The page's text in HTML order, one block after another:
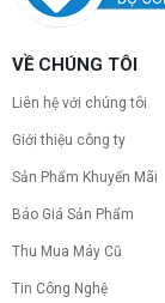
VỀ CHÚNG TÔI
Liên hệ với chúng tôi
Giới thiệu công ty
Sản Phẩm Khuyến Mãi
Báo Giá Sản Phẩm
Thu Mua Máy Cũ
Tin Công Nghệ